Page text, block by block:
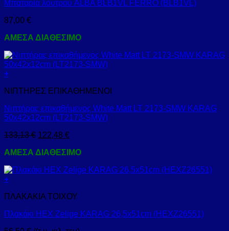
Μπαταρία λουτρού ALBA BLB1VL FERRO (BLB1VL)
87,00 €
ΑΜΕΣΑ ΔΙΑΘΕΣΙΜΟ
+
ΝΙΠΤΗΡΕΣ ΕΠΙΚΑΘΗΜΕΝΟΙ
Νιπτήρας επικαθήμενος White Matt LT 2173-SMW KARAG
50x42x12cm (LT2173-SMW)
133,13€ 122,48 €
ΑΜΕΣΑ ΔΙΑΘΕΣΙΜΟ
+
ΠΛΑΚΑΚΙΑ ΤΟΙΧΟΥ
Πλακάκι HEX Zelige KARAG 26,5x51cm (HEXZ26551)